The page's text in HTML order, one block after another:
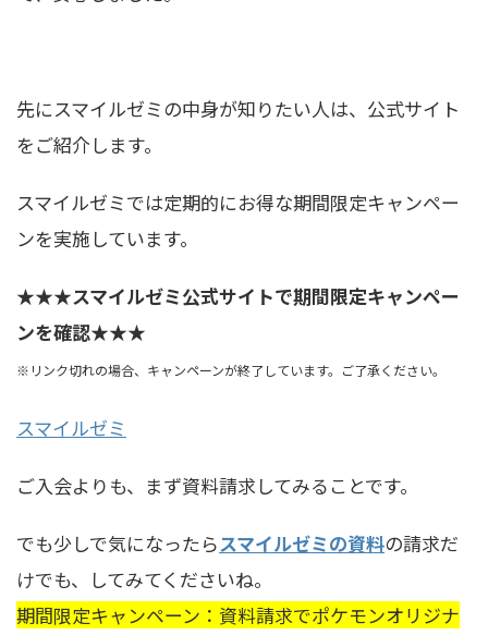
先にスマイルゼミの中身が知りたい人は、公式サイト
をご紹介します。
スマイルゼミでは定期的にお得な期間限定キャンペー
ンを実施しています。
★★★スマイルゼミ公式サイトで期間限定キャンペー
ンを確認★★★
※リンク切れの場合、キャンペーンが終了しています。ご了承ください。
スマイルゼミ
ご入会よりも、まず資料請求してみることです。
でも少しで気になったらスマイルゼミの資料の請求だ
けでも、してみてくださいね。
期間限定キャンペーン：資料請求でポケモンオリジナ